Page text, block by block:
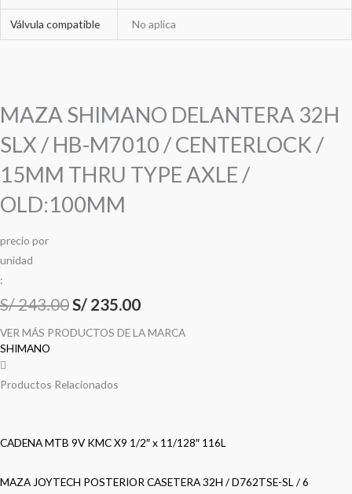
Válvula compatible No aplica
MAZA SHIMANO DELANTERA 32H
SLX / HB-M7010 / CENTERLOCK /
15MM THRU TYPE AXLE /
OLD:100MM
precio por
unidad
:
S/243.00S/ 235.00
VER MÁS PRODUCTOS DE LA MARCA
SHIMANO
Productos Relacionados
CADENA MTB 9V KMC X9 1/2″ x 11/128″ 116L
MAZA JOYTECH POSTERIOR CASETERA 32H / D762TSE-SL / 6